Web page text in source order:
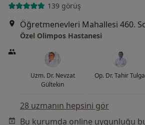
139 görüş
Özel Olimpos Hastanesi
Uzm. Dr. Nevzat
Gültekin
Op. Dr. Tahir Tulga
28 uzmanın hepsini gör